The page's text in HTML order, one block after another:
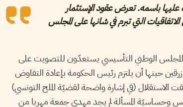
باسمه. تعرض عقود الإستثمار
التي تبرم في شانها على المجلس
الوطني التأسيسي يستعدّون للتصويت على
حينها أن يلتزم رئيس الحكومة بإعادة التفاوض
(في إشارة واضحة لقضيّة الملح التونسي)
وحساسيّة المسألة لم يجد مهدي جمعة مهربا من